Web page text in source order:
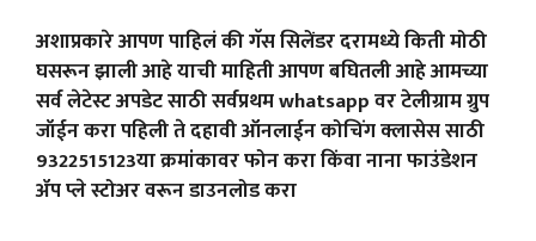
अशाप्रकारे आपण पाहिलं की गॅस सिलेंडर दरामध्ये किती मोठी
घसरून झाली आहे याची माहिती आपण बघितली आहे आमच्या
सर्व लेटेस्ट अपडेट साठी सर्वप्रथम whatsapp वर टेलीग्राम ग्रुप
जॉईन करा पहिली ते दहावी ऑनलाईन कोचिंग क्लासेस साठी
9322515123या क्रमांकावर फोन करा किंवा नाना फाउंडेशन
ॲप प्ले स्टोअर वरून डाउनलोड करा